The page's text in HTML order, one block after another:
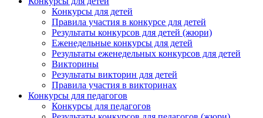
Конкурсы для детей
Конкурсы для детей
Правила участия в конкурсе для детей
Результаты конкурсов для детей (жюри)
Еженедельные конкурсы для детей
Результаты еженедельных конкурсов для детей
Викторины
Результаты викторин для детей
Правила участия в викторинах
Конкурсы для педагогов
Конкурсы для педагогов